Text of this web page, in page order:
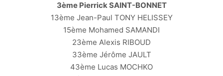
3ème Pierrick SAINT-BONNET
13ème Jean-Paul TONY HELISSEY
15ème Mohamed SAMANDI
23ème Alexis RIBOUD
33ème Jérôme JAULT
43ème Lucas MOCHKO